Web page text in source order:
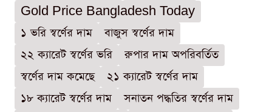
Gold Price Bangladesh Today
১ ভরি স্বর্ণের দাম
বাজুস স্বর্ণের দাম
২২ ক্যারেট স্বর্ণের ভরি
রুপার দাম অপরিবর্তিত
স্বর্ণের দাম কমেছে
২১ ক্যারেট স্বর্ণের দাম
১৮ ক্যারেট স্বর্ণের দাম
সনাতন পদ্ধতির স্বর্ণের দাম